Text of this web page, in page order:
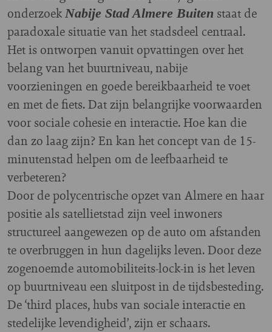
onderzoek Nabije Stad Almere Buiten staat de
paradoxale situatie van het stadsdeel centraal.
Het is ontworpen vanuit opvattingen over het
belang van het buurtniveau, nabije
voorzieningen en goede bereikbaarheid te voet
en met de fiets. Dat zijn belangrijke voorwaarden
voor sociale cohesie en interactie. Hoe kan die
dan zo laag zijn? En kan het concept van de 15-
minutenstad helpen om de leefbaarheid te
verbeteren?
Door de polycentrische opzet van Almere en haar
positie als satellietstad zijn veel inwoners
structureel aangewezen op de auto om afstanden
te overbruggen in hun dagelijks leven. Door deze
zogenoemde automobiliteits-lock-in is het leven
op buurtniveau een sluitpost in de tijdsbesteding.
De ‘third places, hubs van sociale interactie en
stedelijke levendigheid’, zijn er schaars.